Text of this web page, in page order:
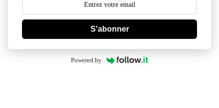
S'abonner
Powered by